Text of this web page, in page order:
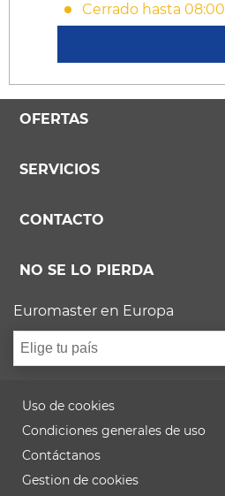
Cerrado hasta 08:00
OFERTAS
SERVICIOS
CONTACTO
NO SE LO PIERDA
Euromaster en Europa
Elige tu país
Uso de cookies
Condiciones generales de uso
Contáctanos
Gestion de cookies